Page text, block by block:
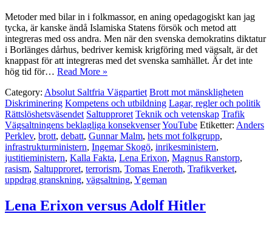
Metoder med bilar in i folkmassor, en aning opedagogiskt kan jag
tycka, är kanske ändå Islamiska Statens försök och metod att
integreras med oss andra. Men när den svenska demokratins diktatur
i Borlänges dårhus, bedriver kemisk krigföring med vägsalt, är det
knappast för att integreras med det svenska samhället. Är det inte
hög tid för… Read More »
Category: Absolut Saltfria Vägpartiet Brott mot mänskligheten
Diskriminering Kompetens och utbildning Lagar, regler och politik
Rättslöshetsväsendet Saltupproret Teknik och vetenskap Trafik
Vägsaltningens beklagliga konsekvenserYouTube Etiketter: Anders
Perklev, brott, debatt, Gunnar Malm, hets mot folkgrupp,
infrastrukturministern, Ingemar Skogö, inrikesministern,
justitieministern, Kalla Fakta, Lena Erixon, Magnus Ranstorp,
rasism, Saltupproret, terrorism, Tomas Eneroth, Trafikverket,
uppdrag granskning, vägsaltning, Ygeman
Lena Erixon versus Adolf Hitler